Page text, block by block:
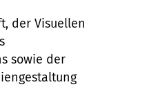
der Visuellen
sowie der